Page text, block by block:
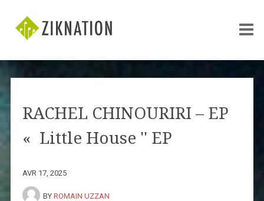
RACHEL CHINOURIRI – EP
« Little House '' EP
AVR 17, 2025
BY ROMAIN UZZAN